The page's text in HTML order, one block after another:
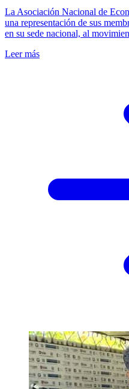
La Asociación Nacional de
una representación de sus
en su sede nacional, al
Leer más